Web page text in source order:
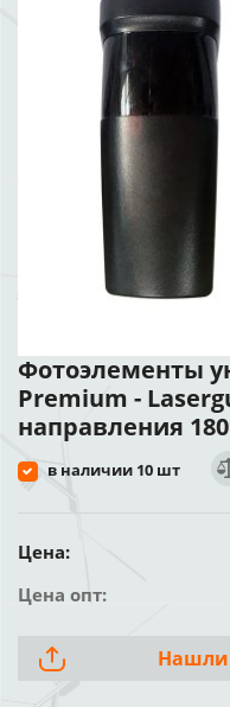
Фотоэлементы
Premium -
направления
в наличии 10 шт
Цена:
Цена опт:
Нашли